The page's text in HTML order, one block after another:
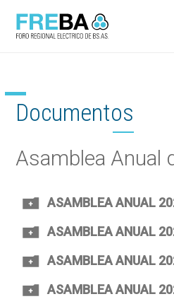
Documentos
Asamblea Anual
ASAMBLEA ANUAL
ASAMBLEA ANUAL
ASAMBLEA ANUAL
ASAMBLEA ANUAL